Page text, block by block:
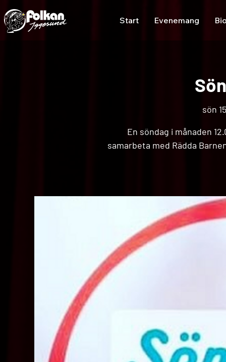
Start Evenemang
sön
En söndag i månaden
samarbeta med Rädda